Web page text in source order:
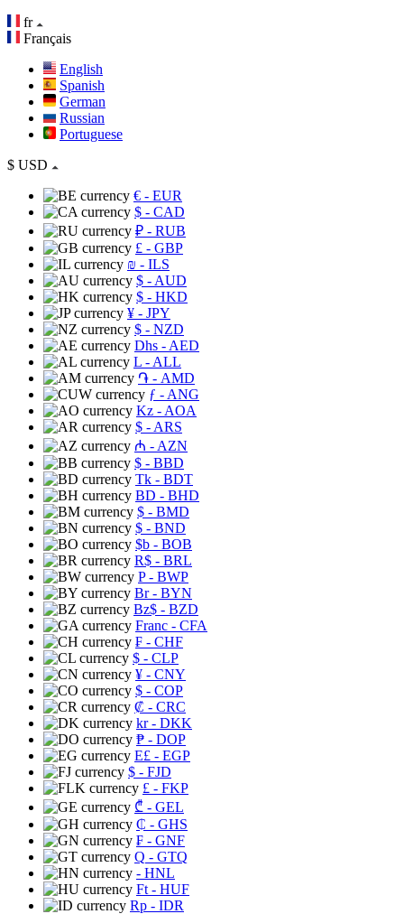
fr
Français
English
Spanish
German
Russian
Portuguese
$ USD
€ - EUR
$ - CAD
₽ - RUB
£ - GBP
₪ - ILS
$ - AUD
$ - HKD
¥ - JPY
$ - NZD
Dhs - AED
L - ALL
֏ - AMD
ƒ - ANG
Kz - AOA
$ - ARS
₼ - AZN
$ - BBD
Tk - BDT
BD - BHD
$ - BMD
$ - BND
$b - BOB
R$ - BRL
P- BWP
Br- BYN
Bz$ - BZD
Franc - CFA
₣ - CHF
$ - CLP
¥ - CNY
$ - COP
₡ - CRC
kr- DKK
₱ - DOP
E£ - EGP
$ - FJD
£ - FKP
₾ - GEL
₵ - GHS
₣ - GNF
Q - GTQ
- HNL
Ft - HUF
Rp - IDR